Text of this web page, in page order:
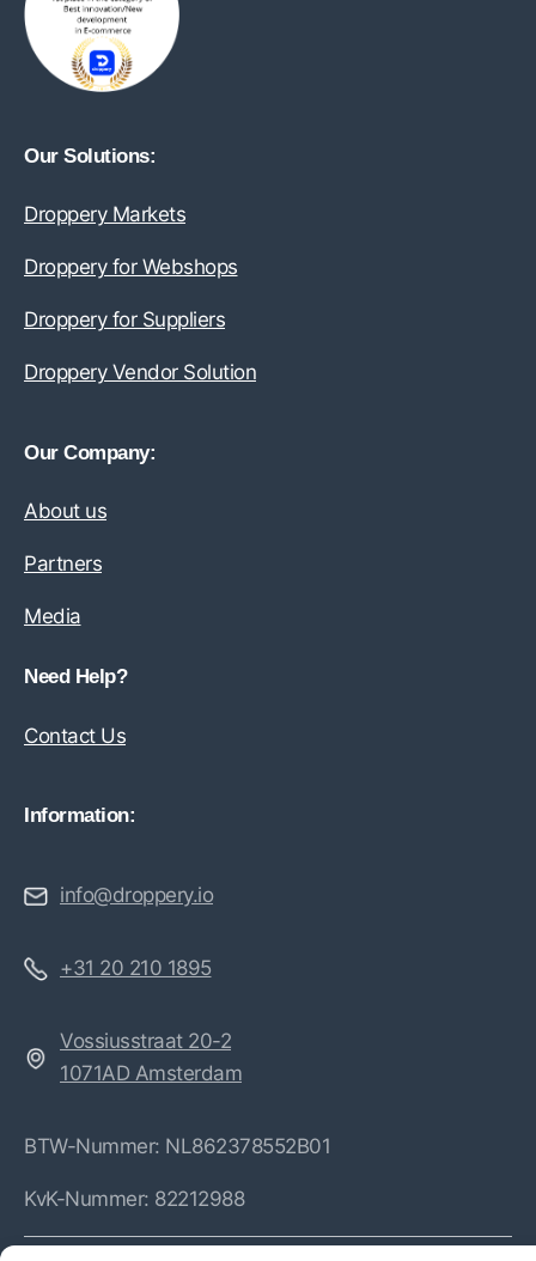
Our Solutions:
Droppery Markets
Droppery for Webshops
Droppery for Suppliers
Droppery Vendor Solution
Our Company:
About us
Partners
Media
Need Help?
Contact Us
Information:
info@droppery.io
+31 20 210 1895
Vossiusstraat 20-2
1071AD Amsterdam
BTW-Nummer: NL862378552B01
KvK-Nummer: 82212988